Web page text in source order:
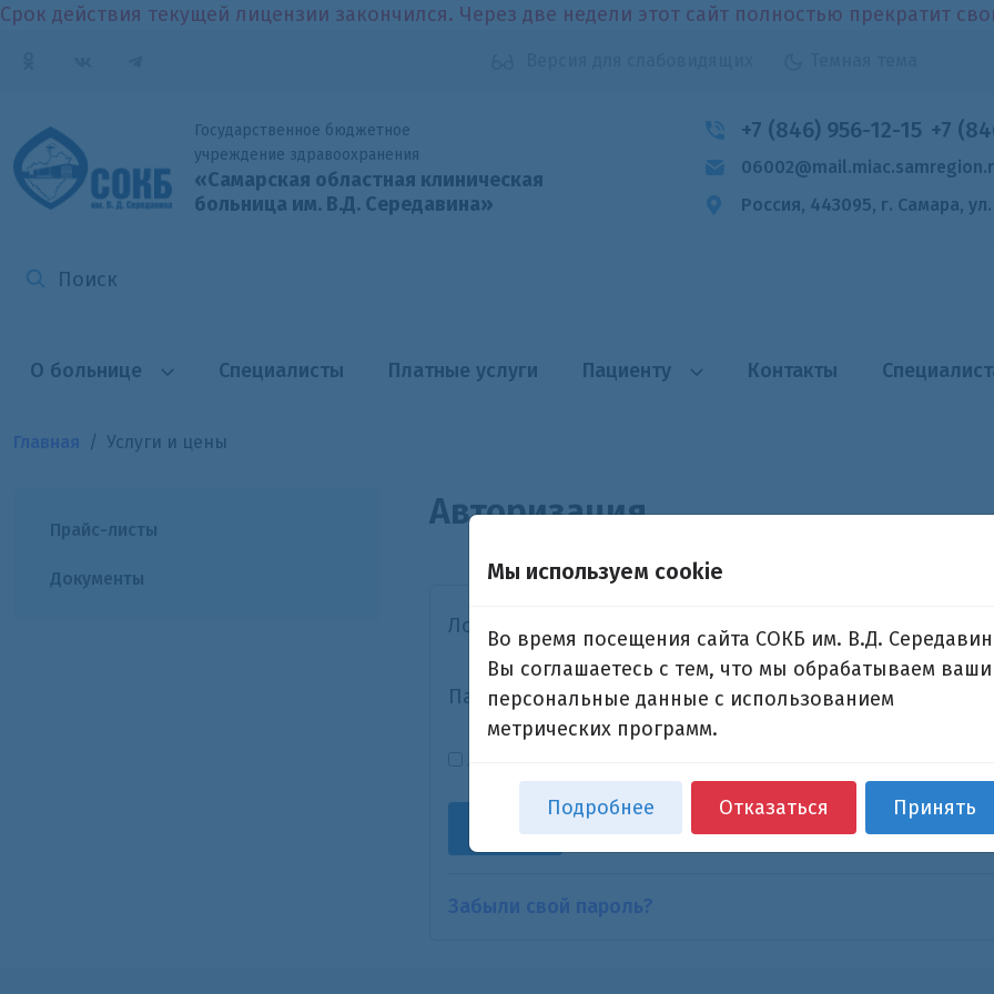
Срок действия текущей лицензии закончился. Через две недели этот сайт полностью прекратит
Государственное бюджетное
учреждение здравоохранения
«Самарская областная клиническая
больница им. В.Д. Середавина»
+7 (846) 956-12-15 +7
Россия, 443095, г. Самара,
О больнице Специалисты Платные услуги Пациенту Контакты
Услуги и цены
Прайс-листы
Документы
Авторизация
Логин:
Пароль:
Запомнить меня на этом компьютере
Мы используем cookie
Во время посещения сайта СОКБ им. В.Д.
Вы соглашаетесь с тем, что мы обрабатываем ваши
персональные данные с использованием
метрических программ.
Подробнее Отказаться Принять